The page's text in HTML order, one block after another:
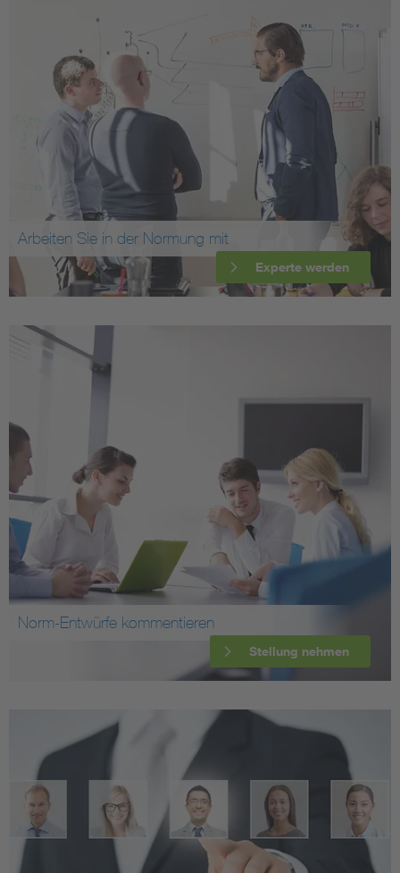
Arbeiten Sie in der Normung mit
Experte werden
Norm-Entwürfe kommentieren
Stellung nehmen